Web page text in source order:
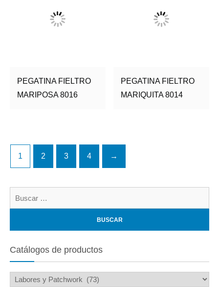
PEGATINA FIELTRO
MARIPOSA 8016
PEGATINA FIELTRO
MARIQUITA 8014
1 2 3 4 →
Catálogos de productos